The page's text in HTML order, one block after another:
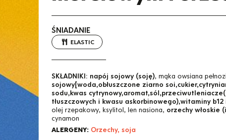
ŚNIADANIE
ELASTIC
SKŁADNIKI: napój sojowy (soję), mąka owsiana
sojowy[woda,obłuszczone ziarno
sodu,kwas
tłuszczowych i kwasu askorbinowego),witaminy
olej rzepakowy, ksylitol, len nasiona, orzechy włoskie
cynamon
ALERGENY: Orzechy, soja